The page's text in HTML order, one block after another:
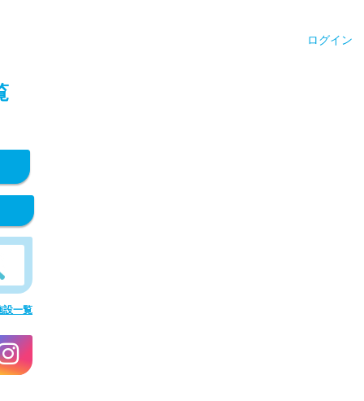
ログイン
設一覧